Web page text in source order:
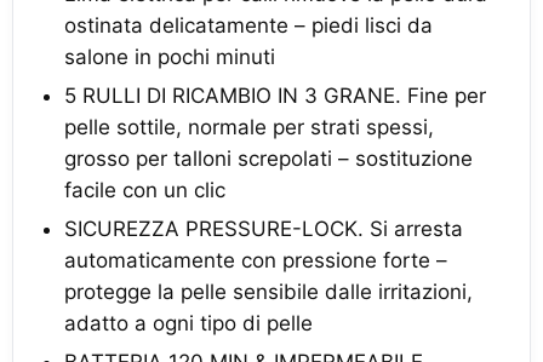
ostinata delicatamente – piedi lisci da
salone in pochi minuti
5 RULLI DI RICAMBIO IN 3 GRANE. Fine per
pelle sottile, normale per strati spessi,
grosso per talloni screpolati – sostituzione
facile con un clic
SICUREZZA PRESSURE-LOCK. Si arresta
automaticamente con pressione forte –
protegge la pelle sensibile dalle irritazioni,
adatto a ogni tipo di pelle